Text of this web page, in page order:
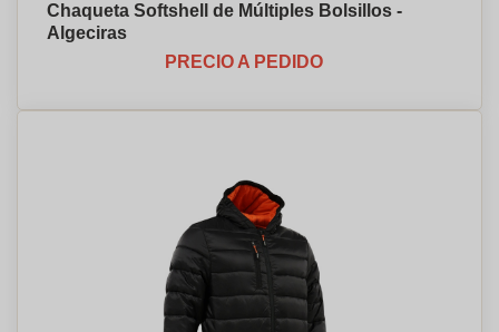
Chaqueta Softshell de Múltiples Bolsillos -
Algeciras
PRECIO A PEDIDO